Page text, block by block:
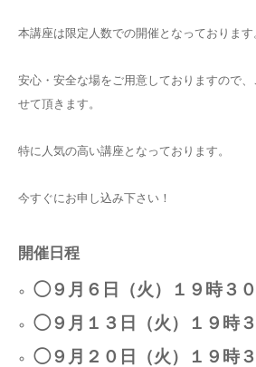
本講座は限定人数での開催となっております
安心・安全な場をご用意しておりますので
せて頂きます。
特に人気の高い講座となっております。
今すぐにお申し込み下さい！
開催日程
◯９ 月６日（火）１９時３
◯９ 月１３日（火）１９時
◯９ 月２０日（火）１９時